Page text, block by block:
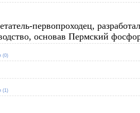
первопроходец,
основав Пермский
(0)
(1)